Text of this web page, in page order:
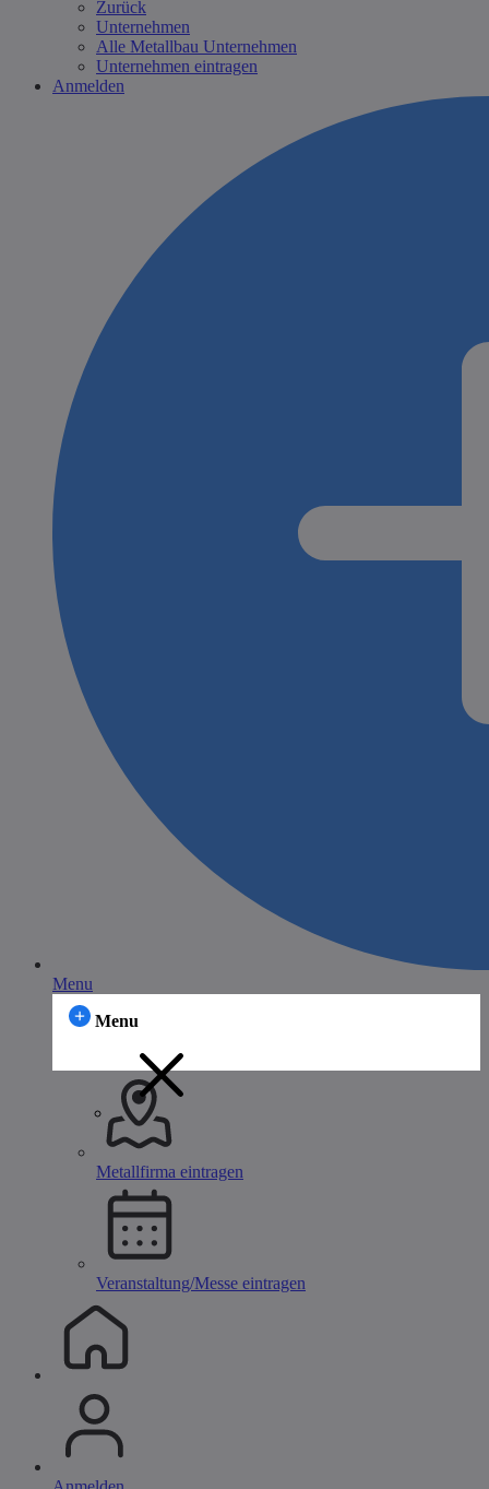
Zurück
Unternehmen
Alle Metallbau Unternehmen
Unternehmen eintragen
Anmelden
Menu
Menu
Metallfirma eintragen
Veranstaltung/Messe eintragen